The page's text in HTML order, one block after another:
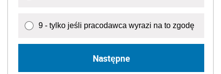
9 - tylko jeśli pracodawca wyrazi na to zgodę
Następne